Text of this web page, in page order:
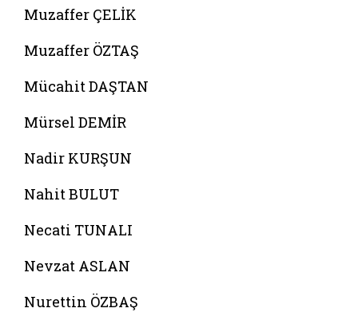
Muzaffer ÇELİK
Muzaffer ÖZTAŞ
Mücahit DAŞTAN
Mürsel DEMİR
Nadir KURŞUN
Nahit BULUT
Necati TUNALI
Nevzat ASLAN
Nurettin ÖZBAŞ